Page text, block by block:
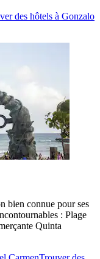
des hôtels à Gonzalo
bien connue pour ses
: Plage
Quinta